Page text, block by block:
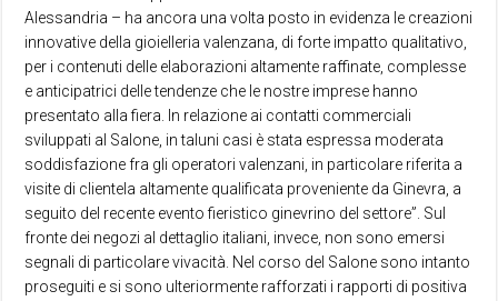
Alessandria – ha ancora una volta posto in evidenza le creazioni
innovative della gioielleria valenzana, di forte impatto qualitativo,
per i contenuti delle elaborazioni altamente raffinate, complesse
e anticipatrici delle tendenze che le nostre imprese hanno
presentato alla fiera. In relazione ai contatti commerciali
sviluppati al Salone, in taluni casi è stata espressa moderata
soddisfazione fra gli operatori valenzani, in particolare riferita a
visite di clientela altamente qualificata proveniente da Ginevra, a
seguito del recente evento fieristico ginevrino del settore”. Sul
fronte dei negozi al dettaglio italiani, invece, non sono emersi
segnali di particolare vivacità. Nel corso del Salone sono intanto
proseguiti e si sono ulteriormente rafforzati i rapporti di positiva